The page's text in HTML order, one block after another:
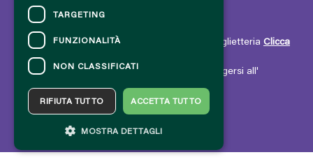
CONTATTI
Per informazioni e supporto all'acquisto della biglietteria Clicca
Per informazioni sul programma e l'evento, rivolgersi all'
organizzatore.
Dichiarazione di accessibilità
TARGETING
FUNZIONALITÀ
NON CLASSIFICATI
ACCETTA TUTTO
RIFIUTA TUTTO
MOSTRA DETTAGLI